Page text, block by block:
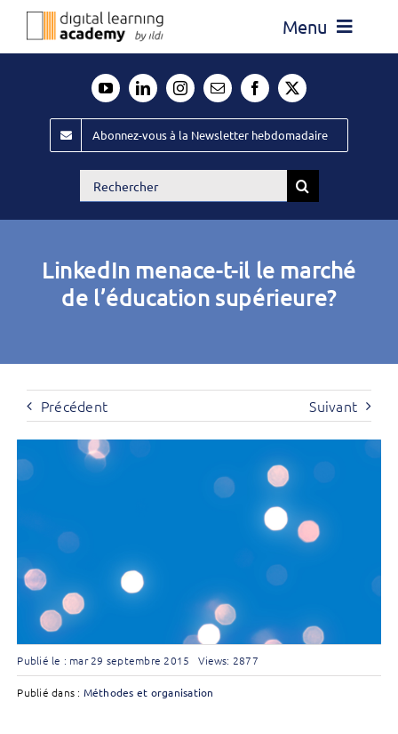
Passer
Menu
Évènements ILDI
Offres d’emploi
Publiez
Abonnez-vous à la Newsletter hebdomadaire
Rechercher:
LinkedIn menace-t-il le marché
de l’éducation supérieure?
Précédent Suivant
Publié le : mar 29 septembre 2015 Views: 2877
Publié dans : Méthodes et organisation